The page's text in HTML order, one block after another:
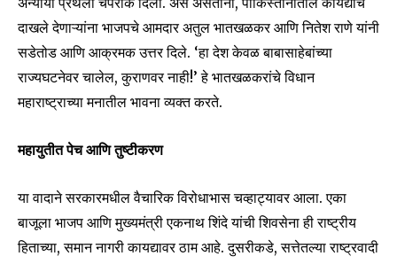
I've read and accept the Privacy Policy
6,300
दाखले देणाऱ्यांना भाजपचे आमदार अतुल भातखळकर आणि नितेश राणे यांनी
सडेतोड आणि आक्रमक उत्तर दिले. ‘हा देश केवळ बाबासाहेबांच्या
राज्यघटनेवर चालेल, कुराणवर नाही!’ हे भातखळकरांचे विधान
महाराष्ट्राच्या मनातील भावना व्यक्त करते.
महायुतीत पेच आणि तुष्टीकरण
या वादाने सरकारमधील वैचारिक विरोधाभास चव्हाट्यावर आला. एका
बाजूला भाजप आणि मुख्यमंत्री एकनाथ शिंदे यांची शिवसेना ही राष्ट्रीय
हिताच्या, समान नागरी कायद्यावर ठाम आहे. दुसरीकडे, सत्तेतल्या राष्ट्रवादी